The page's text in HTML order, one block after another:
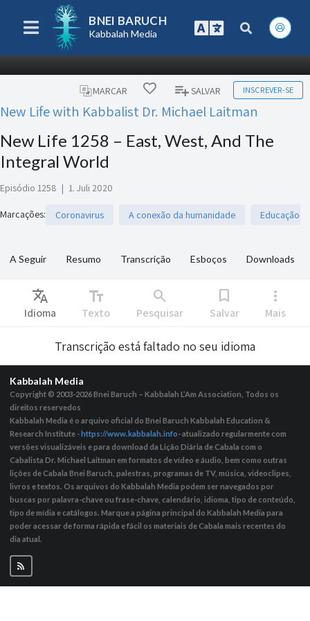
BNEI BARUCH
Kabbalah Media
MARCAR SALVAR INSCREVER-SE
New Life with Kabbalist Dr. Michael Laitman
New Life 1258 – East, West, And The
Integral World
Episódio 1258 | 1. Juli 2020
Marcações: Coronavirus A conexão da humanidade Educação
A Seguir Resumo Transcrição Esboços Downloads
Translate
Idioma
text_fields
Texto
search
Pesquisar
bookmark
Salvar
more_vert
Mais
Transcrição está faltado no seu idioma
Kabbalah Media
Copyright © 2003-2026Bnei Baruch – Kabbalah L’Am Association, Todos os
direitos reservedos
Kabbalah Media é o arquivo oficial do Bnei Baruch Kabbalah Education &
Research Institute - https://www.kabbalah.info- atualizado regularmente com
versões visualizáveis ​​e para download da Lição Diária de Cabala com o
Cabalista Dr. Michael Laitman em formatos de vídeo e áudio, bem como outras
lições de Cabala Bnei Baruch, palestras, programas de TV, música, videoclipes,
livros e textos. Os arquivos do Kabbalah Media podem ser navegados por
buscas por palavra-chave ou frase-chave, calendário, idioma, tipo de conteúdo,
tipo de mídia e catálogos. Marque a página principal do Kabbalah Media para
poder acessar de forma rápida e fácil os materiais de Cabala mais recentes do
dia atual.